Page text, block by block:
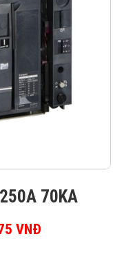
70KA
VNĐ.
VNĐ